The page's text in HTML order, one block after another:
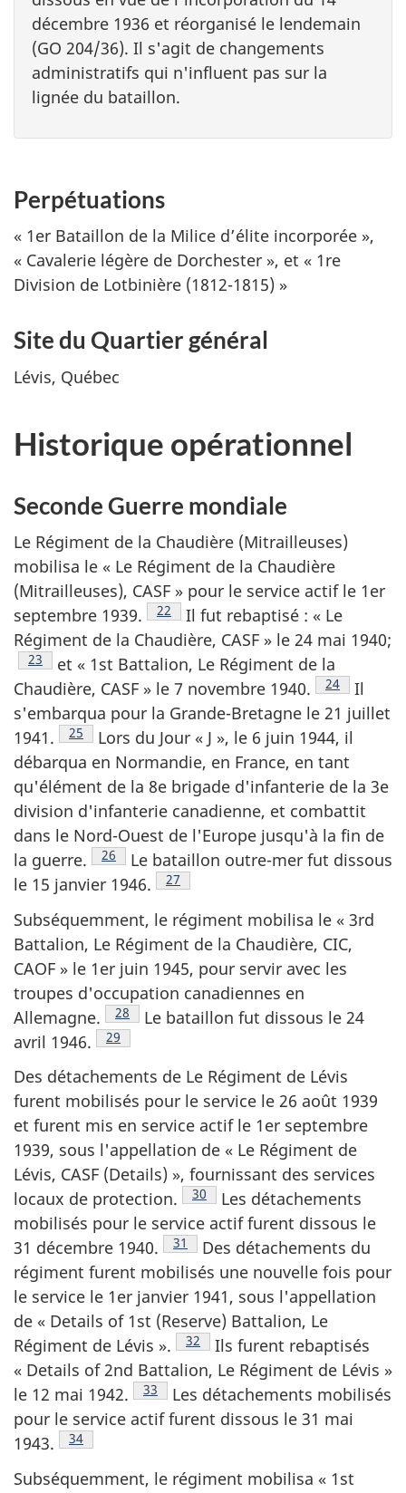
décembre 1936 et réorganisé le lendemain
(GO 204/36). Il s'agit de changements
administratifs qui n'influent pas sur la
lignée du bataillon.
Perpétuations
« 1er Bataillon de la Milice d’élite incorporée »,
« Cavalerie légère de Dorchester », et « 1re
Division de Lotbinière (1812-1815) »
Site du Quartier général
Lévis, Québec
Historique opérationnel
Seconde Guerre mondiale
Le Régiment de la Chaudière (Mitrailleuses)
mobilisa le « Le Régiment de la Chaudière
(Mitrailleuses), CASF » pour le service actif le 1er
septembre 1939.
Note de bas de page
22
Il fut rebaptisé : « Le
Régiment de la Chaudière, CASF » le 24 mai 1940;
Note de bas de page
23 et « 1st Battalion, Le Régiment de la
Chaudière, CASF » le 7 novembre 1940.
Note de bas
24
Il
s'embarqua pour la Grande-Bretagne le 21 juillet
1941.
Note de bas de page
25
Lors du Jour « J », le 6 juin 1944, il
débarqua en Normandie, en France, en tant
qu'élément de la 8e brigade d'infanterie de la 3e
division d'infanterie canadienne, et combattit
dans le Nord-Ouest de l'Europe jusqu'à la fin de
la guerre.
Note de bas de page
26
Le bataillon outre-mer fut dissous
le 15 janvier 1946.
Note de bas de page
27
Subséquemment, le régiment mobilisa le « 3rd
Battalion, Le Régiment de la Chaudière, CIC,
CAOF » le 1er juin 1945, pour servir avec les
troupes d'occupation canadiennes en
Allemagne.
Note de bas de page
28
Le bataillon fut dissous le 24
avril 1946.
Note de bas de page
29
Des détachements de Le Régiment de Lévis
furent mobilisés pour le service le 26 août 1939
et furent mis en service actif le 1er septembre
1939, sous l'appellation de « Le Régiment de
Lévis, CASF (Details) », fournissant des services
locaux de protection.
Note de bas de page
30
Les détachements
mobilisés pour le service actif furent dissous le
31 décembre 1940.
Note de bas de page
31
Des détachements du
régiment furent mobilisés une nouvelle fois pour
le service le 1er janvier 1941, sous l'appellation
de « Details of 1st (Reserve) Battalion, Le
Régiment de Lévis ».
Note de bas de page
32
Ils furent rebaptisés
« Details of 2nd Battalion, Le Régiment de Lévis »
le 12 mai 1942.
Note de bas de page
33
Les détachements mobilisés
pour le service actif furent dissous le 31 mai
1943.
Note de bas de page
34
Subséquemment, le régiment mobilisa « 1st